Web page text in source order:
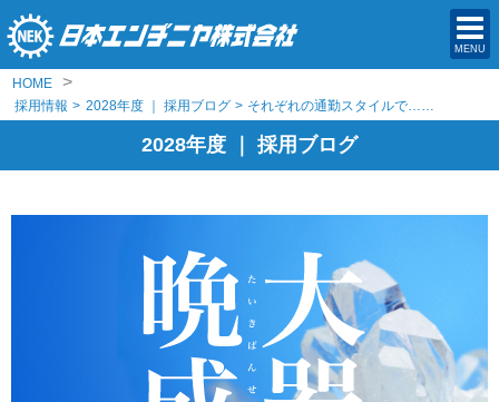
MENU
HOME >
採用情報 > 2028年度 ｜ 採用ブログ > それぞれの通勤スタイルで……
2028年度 ｜ 採用ブログ